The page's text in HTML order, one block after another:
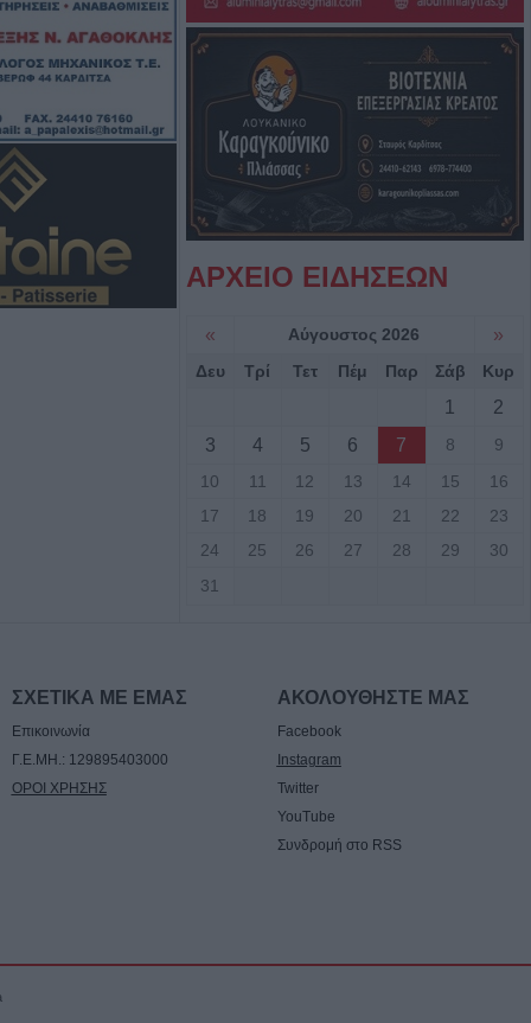
έπεσε από την
σώθηκε στα
μετά
Ζωή
Μοτοσικλέτα
το βράδυ της
860 τμήματα
ΑΡΧΕΙΟ ΕΙΔΗΣΕΩΝ
« Αύγουστος 2026 »
Δευ Τρί Τετ Πέμ Παρ Σάβ Κυρ
1
2
3
4 5 6 7 8
9
10
11 12 13 14 15
16
17
18 19 20 21 22
23
24
25 26 27 28 29
30
31
ΣΧΕΤΙΚΑ ΜΕ ΕΜΑΣ
Επικοινωνία
Γ.Ε.ΜΗ.: 129895403000
ΟΡΟΙ ΧΡΗΣΗΣ
ΑΚΟΛΟΥΘΗΣΤΕ ΜΑΣ
Facebook
Instagram
Twitter
YouTube
Συνδρομή στο RSS